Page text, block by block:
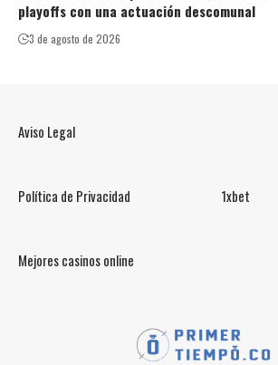
playoffs con una actuación descomunal
3 de agosto de 2026
Aviso Legal
Política de Privacidad 1xbet
Mejores casinos online